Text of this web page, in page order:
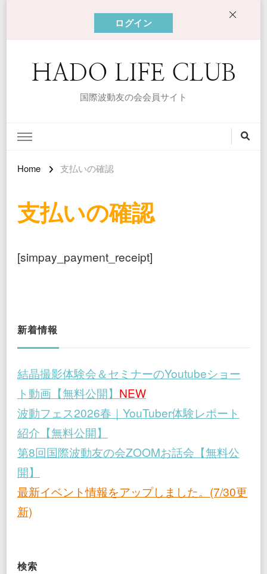
ログイン
HADO LIFE CLUB
国際波動友の会会員サイト
Home 支払いの確認
支払いの確認
[simpay_payment_receipt]
新着情報
結晶撮影体験会＆セミナーのYoutubeショー
ト動画【無料公開】 NEW
波動フェス2026春｜YouTuber体験レポート
紹介【無料公開】
第8回国際波動友の会ZOOMお話会【無料公
開】
最新イベント情報をアップしました。(7/30更
新)
検索